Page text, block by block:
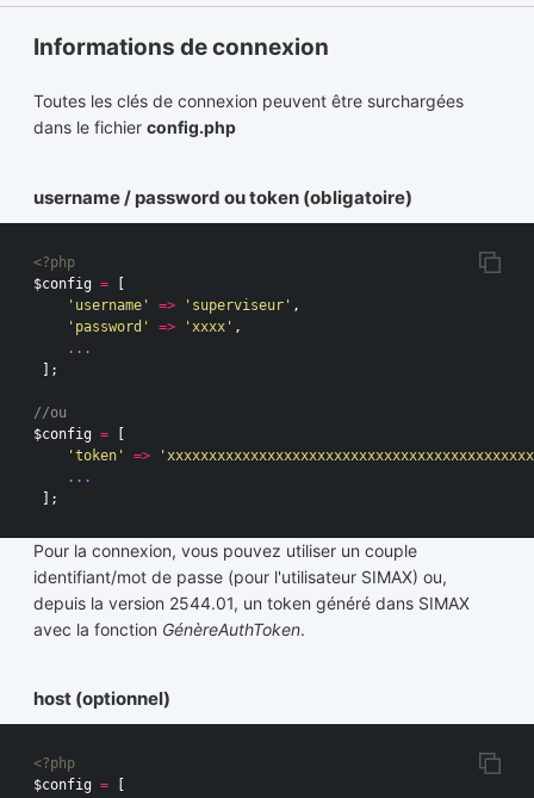
Informations de connexion
Toutes les clés de connexion peuvent être surchargées
dans le fichier config.php
username / password ou token (obligatoire)
<?php
$config =
[
'username'
=> 'superviseur' ,
'password'
=> 'xxxx' ,
...
];
//ou
$config =
[
'token'
=>
...
];
Pour la connexion, vous pouvez utiliser un couple
identifiant/mot de passe (pour l'utilisateur SIMAX) ou,
depuis la version 2544.01, un token généré dans SIMAX
avec la fonction GénèreAuthToken.
host (optionnel)
<?php
$config =